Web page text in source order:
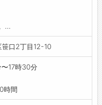
ます。
はAWSの知識も得られま
ニアへのステップアップ
更の範囲:システムエンジ
...
笹口2丁目12-10
17時30分
時間